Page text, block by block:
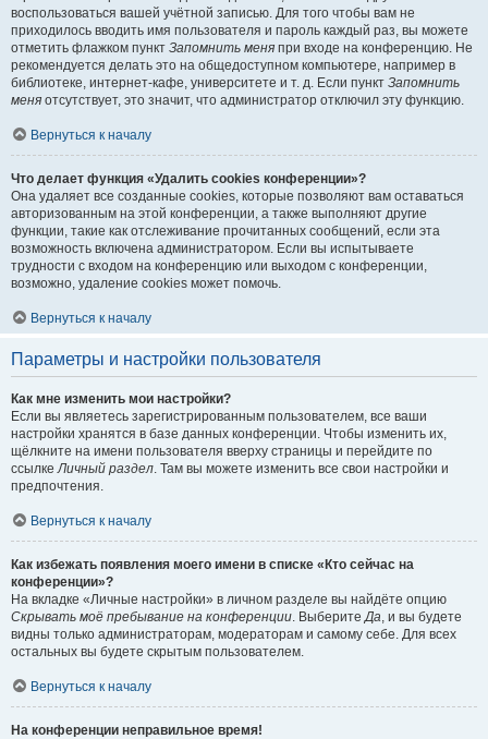
воспользоваться вашей учётной записью. Для того чтобы вам не
приходилось вводить имя пользователя и пароль каждый раз, вы можете
отметить флажком пункт Запомнить меня при входе на конференцию. Не
рекомендуется делать это на общедоступном компьютере, например в
библиотеке, интернет-кафе, университете и т. д. Если пункт Запомнить
меня отсутствует, это значит, что администратор отключил эту функцию.
Вернуться к началу
Что делает функция «Удалить cookies конференции»?
Она удаляет все созданные cookies, которые позволяют вам оставаться
авторизованным на этой конференции, а также выполняют другие
функции, такие как отслеживание прочитанных сообщений, если эта
возможность включена администратором. Если вы испытываете
трудности с входом на конференцию или выходом с конференции,
возможно, удаление cookies может помочь.
Вернуться к началу
Параметры и настройки пользователя
Как мне изменить мои настройки?
Если вы являетесь зарегистрированным пользователем, все ваши
настройки хранятся в базе данных конференции. Чтобы изменить их,
щёлкните на имени пользователя вверху страницы и перейдите по
ссылкеЛичный раздел. Там вы можете изменить все свои настройки и
предпочтения.
Вернуться к началу
Как избежать появления моего имени в списке «Кто сейчас на
конференции»?
На вкладке «Личные настройки» в личном разделе вы найдёте опцию
Скрывать моё пребывание на конференции. ВыберитеДа, и вы будете
видны только администраторам, модераторам и самому себе. Для всех
остальных вы будете скрытым пользователем.
Вернуться к началу
На конференции неправильное время!